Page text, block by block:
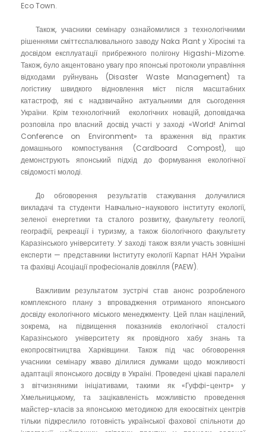
Eco Town.
Також, учасники семінару ознайомилися з технологічними
рішеннями сміттєспалювального заводу Naka Plant у Хіросімі та
досвідом експлуатації прибрежного полігону Higashi-Mizome.
Також, було акцентовано увагу про японські протоколи управління
відходами руйнувань (Disaster Waste Management) та
логістику швидкого відновлення міст після масштабних
катастроф, які є надзвичайно актуальними для сьогодення
України. Крім технологічний екологічних новацій, доповідачка
розповіла про власний досвід участі у заході «World! Animal
Conference on Environment» та враження від практик
домашнього компостування (Cardboard Compost), що
демонструють японський підхід до формування екологічної
свідомості молоді.
До обговорення результатів стажування долучилися
викладачі та студенти Навчально-наукового інституту екології,
зеленої енергетики та сталого розвитку, факультету геології,
географії, рекреації і туризму, а також біологічного факультету
Каразінського університету. У заході також взяли участь зовнішні
експерти — представники Інституту екології Карпат НАН України
та фахівці Асоціації професіоналів довкілля (PAEW).
Важливим результатом зустрічі став анонс розробленого
комплексного плану з впровадження отриманого японського
досвіду екологічного міського менеджменту. Цей план націлений,
зокрема, на підвищення показників екологічної сталості
Каразінського університету як провідного хабу знань та
екопросвітництва Харківщини. Також під час обговорення
учасники семінару жваво ділилися думками щодо можливості
адаптації японського досвіду в Україні. Проведені цікаві паралелі
з вітчизняними ініціативами, такими як «Гуффі-центр» у
Хмельницькому, та зацікавленість можливістю проведення
майстер-класів за японською методикою для екоосвітніх центрів
тільки підкреслило готовність української фахової спільноти до